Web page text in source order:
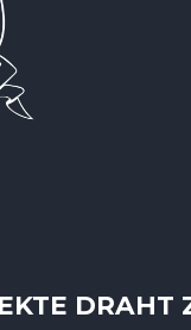
DRAHT